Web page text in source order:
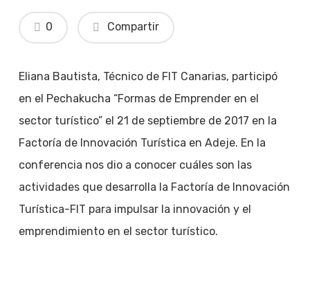
Compartir
0
Eliana Bautista, Técnico de FIT Canarias, participó
en el Pechakucha “Formas de Emprender en el
sector turístico” el 21 de septiembre de 2017 en la
Factoría de Innovación Turística en Adeje. En la
conferencia nos dio a conocer cuáles son las
actividades que desarrolla la Factoría de Innovación
Turística-FIT para impulsar la innovación y el
emprendimiento en el sector turístico.